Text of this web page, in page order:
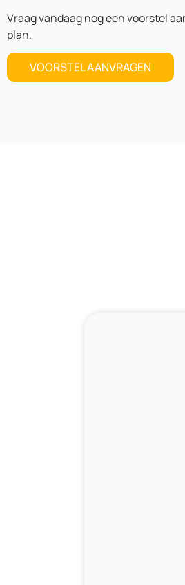
Vraag vandaag nog een voorstel
plan.
VOORSTEL AANVRAGEN